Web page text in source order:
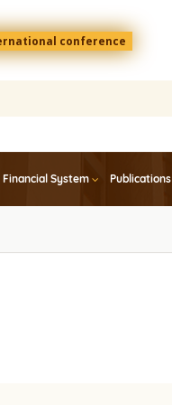
conference
System Publications